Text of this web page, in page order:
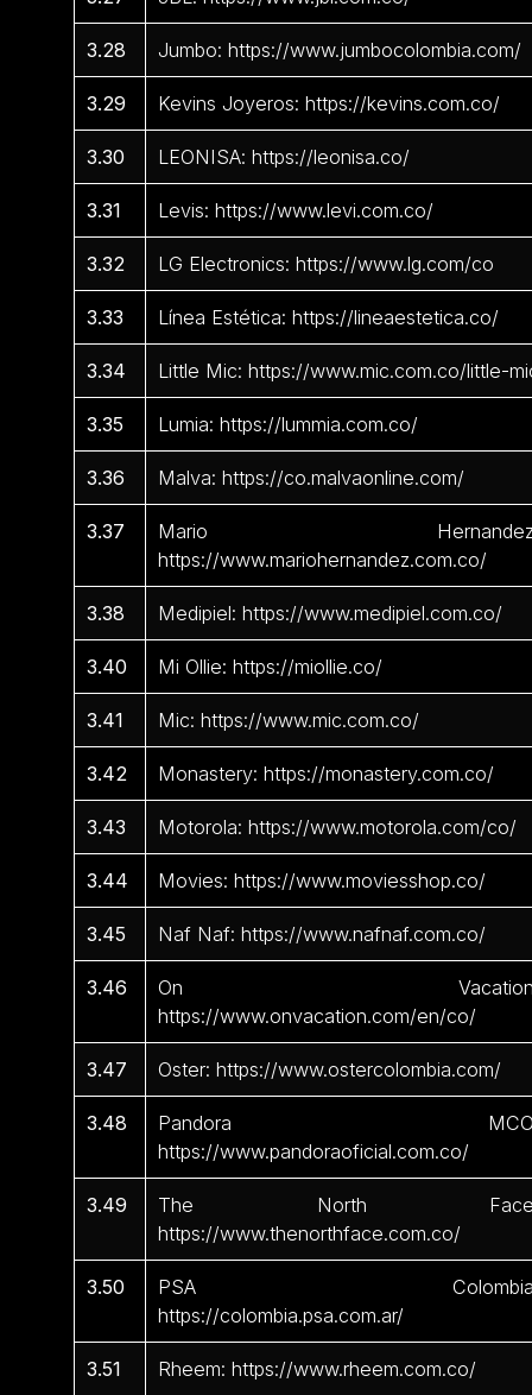
3.28 Jumbo: https://www.jumbocolombia.com/
3.29 Kevins Joyeros: https://kevins.com.co/
3.30 LEONISA: https://leonisa.co/
3.31 Levis: https://www.levi.com.co/
3.32 LG Electronics: https://www.lg.com/co
3.33 Línea Estética: https://lineaestetica.co/
3.34 Little Mic: https://www.mic.com.co/little-
3.35 Lumia: https://lummia.com.co/
3.36 Malva: https://co.malvaonline.com/
3.37
Mario
https://www.mariohernandez.com.co/
3.38 Medipiel: https://www.medipiel.com.co/
3.40 Mi Ollie: https://miollie.co/
3.41 Mic: https://www.mic.com.co/
3.42 Monastery: https://monastery.com.co/
3.43 Motorola: https://www.motorola.com/co/
3.44 Movies: https://www.moviesshop.co/
3.45 Naf Naf: https://www.nafnaf.com.co/
3.46
On
https://www.onvacation.com/en/co/
3.47 Oster: https://www.ostercolombia.com/
3.48
Pandora
https://www.pandoraoficial.com.co/
3.49
The North
https://www.thenorthface.com.co/
3.50
PSA
https://colombia.psa.com.ar/
3.51 Rheem: https://www.rheem.com.co/